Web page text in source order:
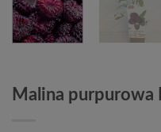
Malina